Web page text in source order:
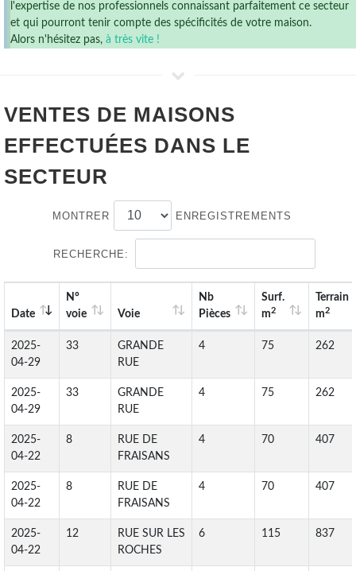
l'expertise de nos professionnels connaissant parfaitement ce secteur
et qui pourront tenir compte des spécificités de votre maison.
Alors n'hésitez pas, à très vite !
VENTES DE MAISONS
EFFECTUÉES DANS LE
SECTEUR
MONTRER ENREGISTREMENTS
RECHERCHE:
Date
N°
voie
Voie
Nb
Pièces
Surf.
m2
Terrain
m2
2025-
04-29
33
GRANDE
RUE
4 75 262
2025-
04-29
33
GRANDE
RUE
4 75 262
2025-
04-22
8
RUE DE
FRAISANS
4 70 407
2025-
04-22
8
RUE DE
FRAISANS
4 70 407
2025-
04-22
12
RUE SUR LES
ROCHES
6 115 837